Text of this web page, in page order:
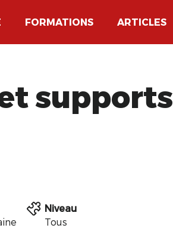
FORMATIONS ARTICLES
supports
Niveau
Tous